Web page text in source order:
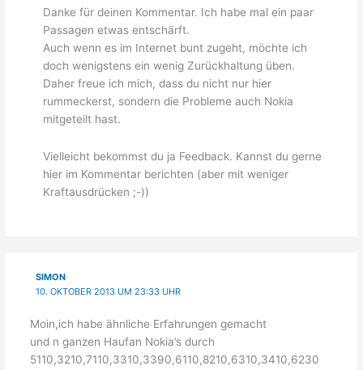
Danke für deinen Kommentar. Ich habe mal ein paar
Passagen etwas entschärft.
Auch wenn es im Internet bunt zugeht, möchte ich
doch wenigstens ein wenig Zurückhaltung üben.
Daher freue ich mich, dass du nicht nur hier
rummeckerst, sondern die Probleme auch Nokia
mitgeteilt hast.
Vielleicht bekommst du ja Feedback. Kannst du gerne
hier im Kommentar berichten (aber mit weniger
Kraftausdrücken ;-))
SIMON
10. OKTOBER 2013 UM 23:33 UHR
Moin,ich habe ähnliche Erfahrungen gemacht
und n ganzen Haufan Nokia’s durch
5110,3210,7110,3310,3390,6110,8210,6310,3410,6230